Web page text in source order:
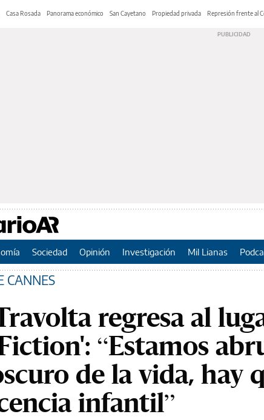
Casa Rosada Panorama económico San Cayetano Propiedad privada Represión frente al
Sociedad Opinión Investigación Mil Lianas
CANNES
regresa al
“Estamos
de la vida, hay
infantil”